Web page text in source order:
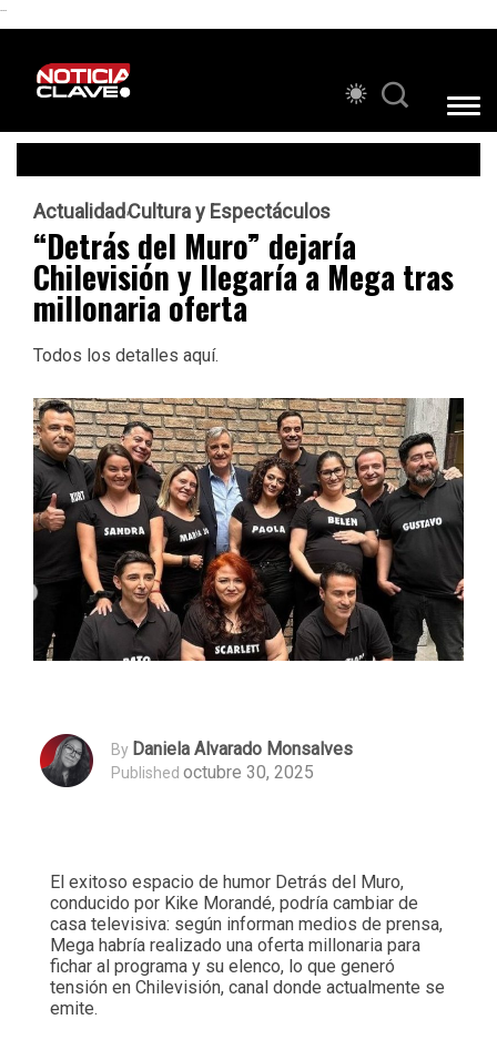
```
ActualidadCultura y Espectáculos
“Detrás del Muro” dejaría
Chilevisión y llegaría a Mega tras
millonaria oferta
Todos los detalles aquí.
By Daniela Alvarado Monsalves
Published octubre 30, 2025
El exitoso espacio de humor Detrás del Muro,
conducido por Kike Morandé, podría cambiar de
casa televisiva: según informan medios de prensa,
Mega habría realizado una oferta millonaria para
fichar al programa y su elenco, lo que generó
tensión en Chilevisión, canal donde actualmente se
emite.